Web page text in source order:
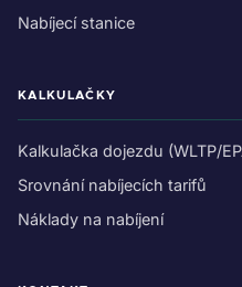
Nabíjecí stanice
KALKULAČKY
Kalkulačka dojezdu (WLTP/
Srovnání nabíjecích tarifů
Náklady na nabíjení